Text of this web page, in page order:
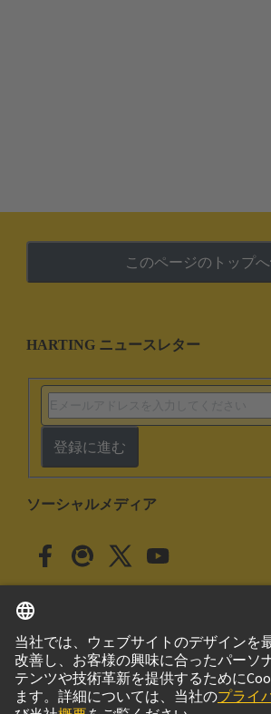
このページのトップへ
HARTING ニュースレター
登録に進む
ソーシャルメディア
日本 日本語